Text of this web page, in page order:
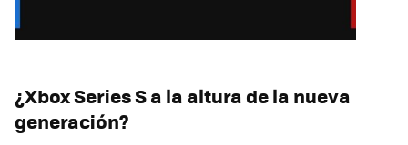
¿Xbox Series S a la altura de la nueva
generación?